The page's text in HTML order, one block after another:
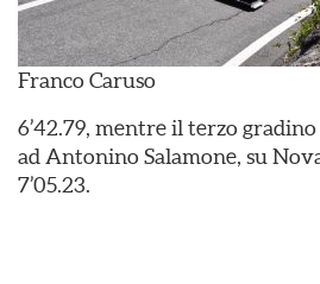
Franco Caruso
6’42.79, mentre il terzo
ad Antonino Salamone, su
7’05.23.